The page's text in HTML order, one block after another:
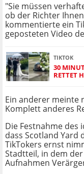
"Sie müssen
ob der Richter
kommentierte ein
geposteten Video
TIKTOK
30
RETTET
Ein anderer meinte
Komplett anderes
Die Festnahme des
dass Scotland Yard
TikTokers ernst
Stadtteil, in dem
Aufnahmen